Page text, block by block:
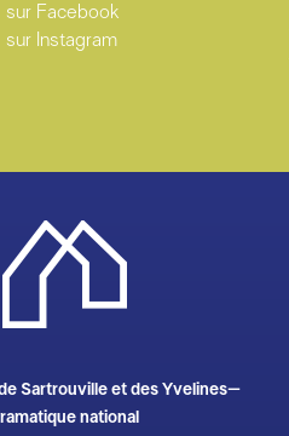
sur Facebook
sur Instagram
Sartrouville et des Yvelines–
national